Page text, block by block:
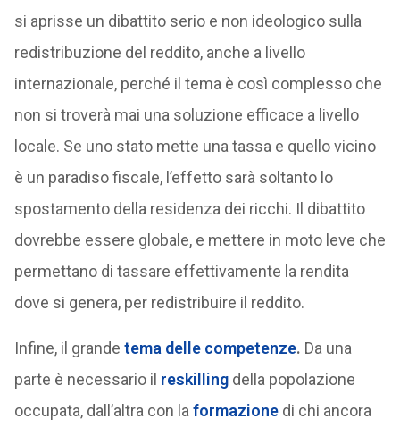
si aprisse un dibattito serio e non ideologico sulla
redistribuzione del reddito, anche a livello
internazionale, perché il tema è così complesso che
non si troverà mai una soluzione efficace a livello
locale. Se uno stato mette una tassa e quello vicino
è un paradiso fiscale, l’effetto sarà soltanto lo
spostamento della residenza dei ricchi. Il dibattito
dovrebbe essere globale, e mettere in moto leve che
permettano di tassare effettivamente la rendita
dove si genera, per redistribuire il reddito.
Infine, il grande tema delle competenze. Da una
parte è necessario il reskillingdella popolazione
occupata, dall’altra con la formazionedi chi ancora